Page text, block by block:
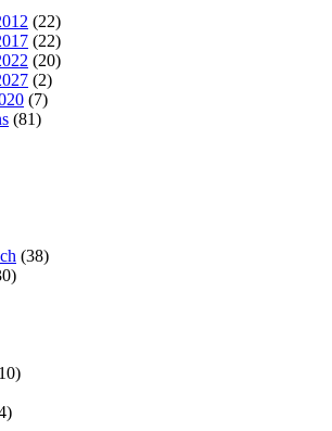
(22)
(22)
(20)
(2)
(7)
(81)
(38)